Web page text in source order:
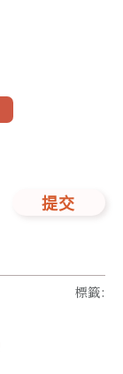
提交
標籤: